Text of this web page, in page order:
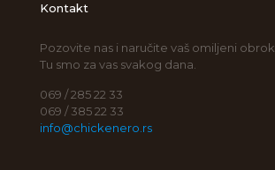
Kontakt
Pozovite nas i naručite vaš omiljeni obrok.
Tu smo za vas svakog dana.
069 / 285 22 33
069 / 385 22 33
info@chickenero.rs